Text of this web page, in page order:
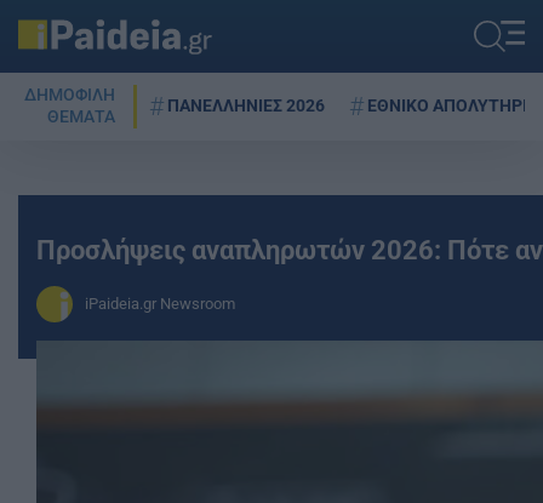
ΔΗΜΟΦΙΛΗ
ΘΕΜΑΤΑ
ΠΑΝΕΛΛΗΝΙΕΣ 2026 ΕΘΝΙΚΟ ΑΠΟΛΥΤΗΡΙΟ
Προσλήψεις αναπληρωτών 2026: Πότε
iPaideia.gr Newsroom